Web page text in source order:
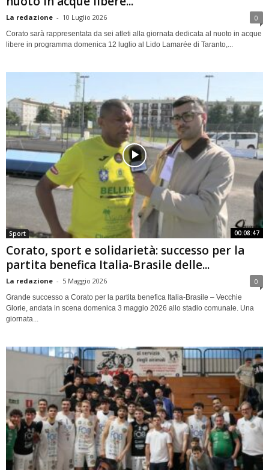
La redazione - 10 Luglio 2026 0
Corato sarà rappresentata da sei atleti alla giornata dedicata al nuoto in acque
libere in programma domenica 12 luglio al Lido Lamarée di Taranto,...
00:08:47
Sport
Corato, sport e solidarietà: successo per la
partita benefica Italia-Brasile delle...
La redazione - 5 Maggio 2026 0
Grande successo a Corato per la partita benefica Italia-Brasile – Vecchie
Glorie, andata in scena domenica 3 maggio 2026 allo stadio comunale. Una
giornata...